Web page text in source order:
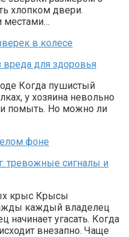
хлопком двери.
местами…
для здоровья
Когда пушистый
у хозяина невольно
и помыть. Но можно ли
тревожные сигналы и
крыс Крысы
каждый владелец
начинает угасать. Когда
внезапно. Чаще